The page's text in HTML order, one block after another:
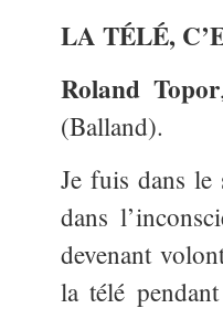
LA TÉLÉ,
Roland Topor
(Balland).
Je fuis dans
dans
devenant
la télé